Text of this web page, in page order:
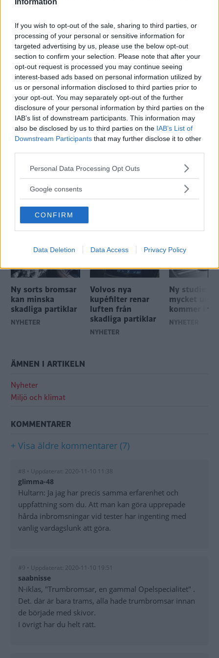
Information
If you wish to opt-out of the sale, sharing to third parties, or
processing of your personal or sensitive information for
targeted advertising by us, please use the below opt-out
section to confirm your selection. Please note that after your
opt-out request is processed you may continue seeing
interest-based ads based on personal information utilized by
us or personal information disclosed to third parties prior to
your opt-out. You may separately opt-out of the further
disclosure of your personal information by third parties on the
IAB’s list of downstream participants. This information may
also be disclosed by us to third parties on the IAB’s List of
Downstream Participants that may further disclose it to other
Please note that this website/app uses one or more Google
not limited to your visit or usage behaviour. You may click to
use your data for below specified purposes in below Google
consent section.
Personal Data Processing Opt Outs
Google consents
CONFIRM
Data Deletion Data Access Privacy Policy
lyxigare och dyrare bilmodeller.
Läs också: Ny studie: Så mycket utsläpp kommer in i bilen
MISSA INTE KOMMANDE ARTIKLAR OM MILJÖ
OCH KLIMAT
Få vårt nyhetsbrev utan kostnad
Genom att anmäla dig godkänner du OK-förlagets
personuppgiftspolicy.
MER FRÅN VI BILÄGARE
Ny sorts bromsar
kan minska
skadliga partiklar
NYHETER
Volvos nya
kupéfilter renar
luften från
skadliga partiklar
NYHETER
Ny studie: Så
mycket
kommer in i
NYHETER
ÄMNEN I ARTIKELN
Nyheter
Miljö och klimat
KOMMENTARER
+ Visa äldre kommentarer (7)
#8 • Uppdaterat: 2020-11-10 11:38
glimma-48
Hultarn: Ja jag har precis samma erfarenhet och
uppfattning som du. Att man kan göra upprepade
hårda inbromsningar vid tester har ingenting med
vanlig vardagslunk att göra.
#9 • Uppdaterat: 2020-11-10 19:51
saabnisse
N-iklas, "Trumbromsar, en gammal Opelspecialitet" .
Det. där är bara trams, alla hade trumbromsar innan
de började med skivor.
I övrigt har du helt rätt.